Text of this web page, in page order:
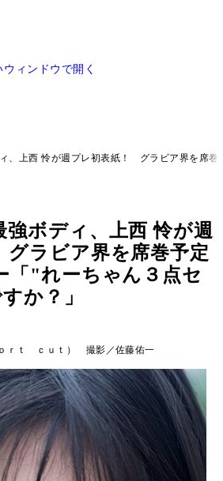
ウィンドウで開く
、上西 怜が週プレ初表紙！ グラビア界を席
強ボディ、上西 怜が週
ラビア界を席巻予定
「"れーちゃん３点セ
か？」
ｒｔ ｃｕｔ） 撮影／佐藤佑一